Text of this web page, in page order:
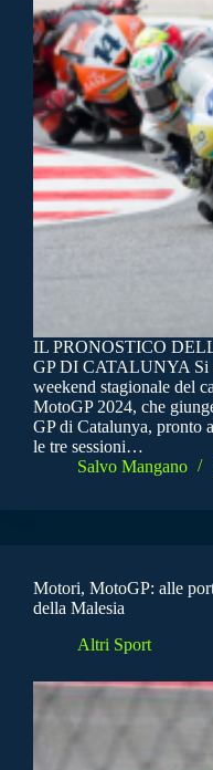
IL PRONOSTICO
GP DI CATALUNYA Si
weekend stagionale del
MotoGP 2024, che
GP di Catalunya, pronto
le tre sessioni…
Salvo Mangano
Motori, MotoGP: alle
della Malesia
Altri Sport